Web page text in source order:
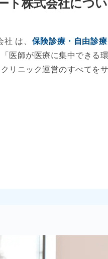
は、 保険診療・自由診
医師が医療に集中できる
リニック運営のすべてを